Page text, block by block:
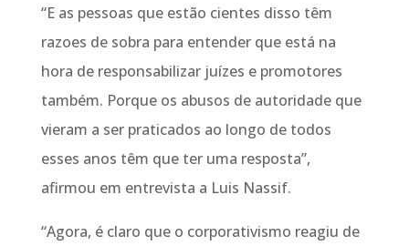
“E as pessoas que estão cientes disso têm
razoes de sobra para entender que está na
hora de responsabilizar juízes e promotores
também. Porque os abusos de autoridade que
vieram a ser praticados ao longo de todos
esses anos têm que ter uma resposta”,
afirmou em entrevista a Luis Nassif.
“Agora, é claro que o corporativismo reagiu de